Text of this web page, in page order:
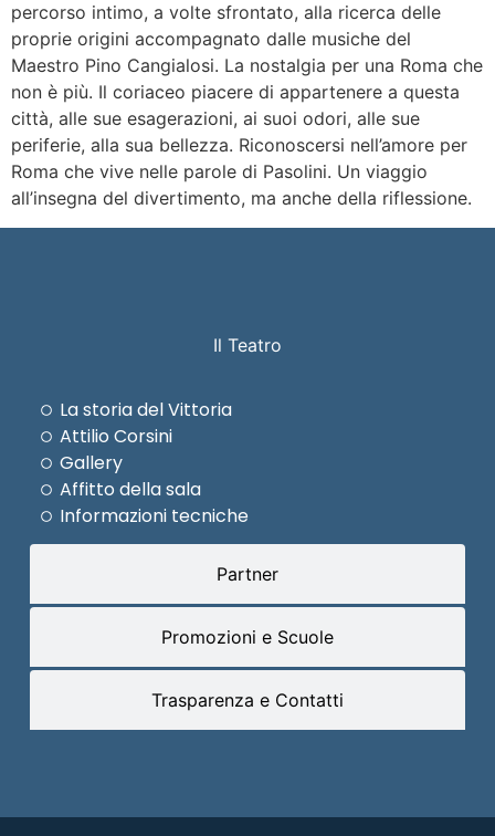
percorso intimo, a volte sfrontato, alla ricerca delle
proprie origini accompagnato dalle musiche del
Maestro Pino Cangialosi. La nostalgia per una Roma che
non è più. Il coriaceo piacere di appartenere a questa
città, alle sue esagerazioni, ai suoi odori, alle sue
periferie, alla sua bellezza. Riconoscersi nell’amore per
Roma che vive nelle parole di Pasolini. Un viaggio
all’insegna del divertimento, ma anche della riflessione.
Il Teatro
Partner
Promozioni e Scuole
Trasparenza e Contatti
La storia del Vittoria
Attilio Corsini
Gallery
Affitto della sala
Informazioni tecniche